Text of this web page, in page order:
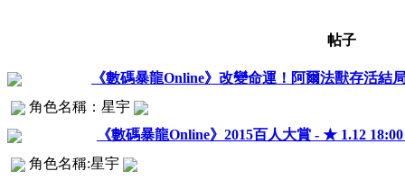
帖子
《數碼暴龍Online》改變命運！阿爾法獸存活結
角色名稱：星宇
《數碼暴龍Online》2015百人大賞 - ★ 1.12 18:00
角色名稱:星宇